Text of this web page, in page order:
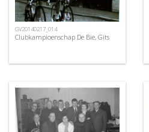
GV20140217_014
Clubkampioenschap De Bie, Gits